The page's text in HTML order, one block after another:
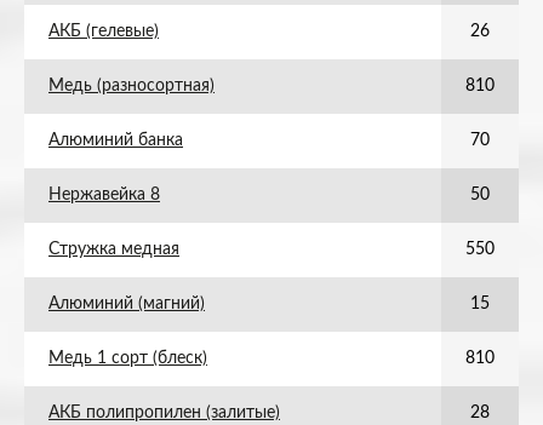
АКБ (гелевые) 26
Медь (разносортная) 810
Алюминий банка 70
Нержавейка 8 50
Стружка медная 550
Алюминий (магний) 15
Медь 1 сорт (блеск) 810
АКБ полипропилен (залитые) 28